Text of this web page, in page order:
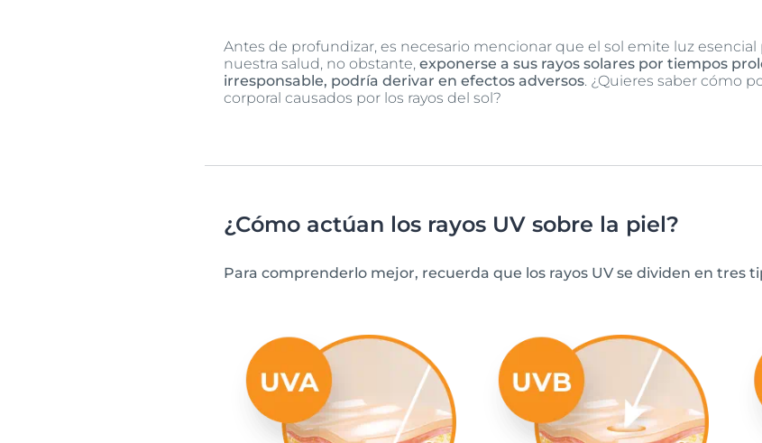
Antes de profundizar, es necesario mencionar que el sol emite luz esencial
nuestra salud, no obstante, exponerse a sus rayos solares por tiempos
irresponsable, podría derivar en efectos adversos. ¿Quieres saber cómo
corporal causados por los rayos del sol?
¿Cómo actúan los rayos UV sobre la piel?
Para comprenderlo mejor, recuerda que los rayos UV se dividen en tres